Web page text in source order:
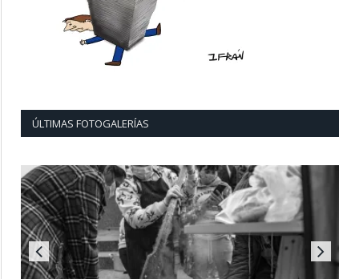
ÚLTIMAS FOTOGALERÍAS